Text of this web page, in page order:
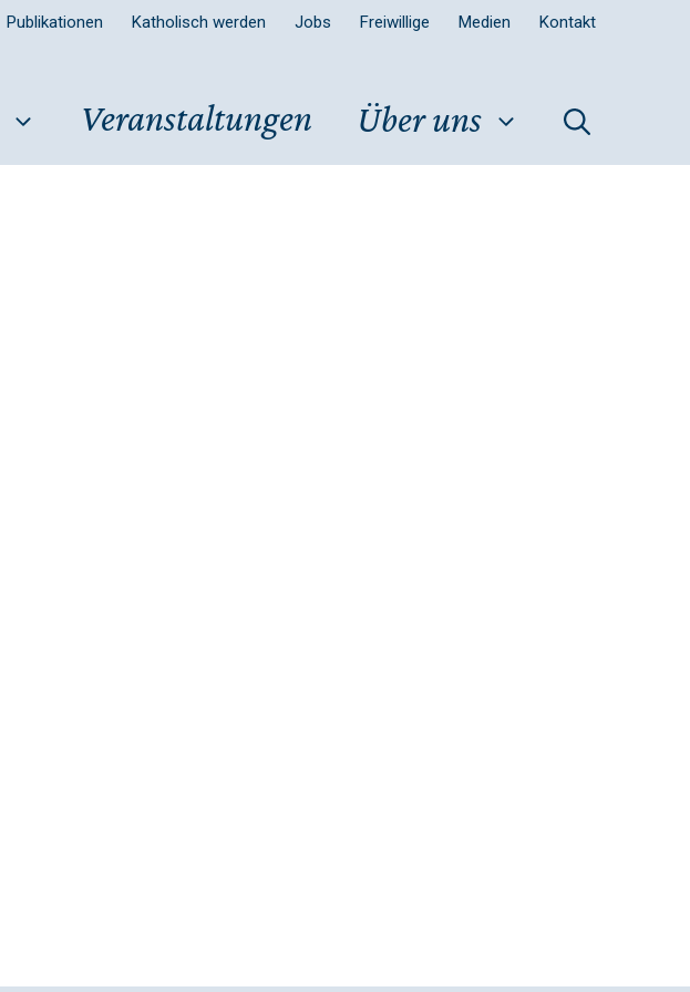
Publikationen Katholisch werden Jobs Freiwillige Medien Kontakt
Veranstaltungen Über uns